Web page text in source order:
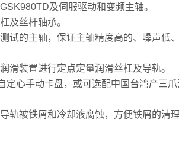
及伺服驱动和变频主轴。
及丝杆轴承。
试的主轴，保证主轴精度高的、噪声低
滑装置进行定点定量润滑丝杠及导轨。
定心手动卡盘，或可选配中国台湾产三
轨被铁屑和冷却液腐蚀，方便铁屑的清